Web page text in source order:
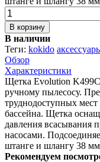
В корзину
В наличии
Теги: kokido
Обзор
Характеристики
Щетка Evolution
ручному пылесосу.
труднодоступных
бассейна. Щетка
давления всасывания
насосами.
штанге и шлангу 38
Рекомендуем